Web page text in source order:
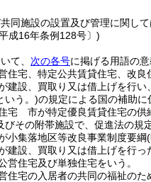
同施設の設置及び管理に関し
成16年条例128号〕)
て、 次の各号に掲げる用語の
宅、特定公共賃貸住宅、改良
設、買取り又は借上げを行い
いう。)の規定による国の補助に
宅 市が特定優良賃貸住宅の供
びその附帯施設で、促進法の規
集落地区等改良事業制度要綱
設、買取り又は借上げを行っ
住宅及び単独住宅をいう。
宅の入居者の共同の福祉のた